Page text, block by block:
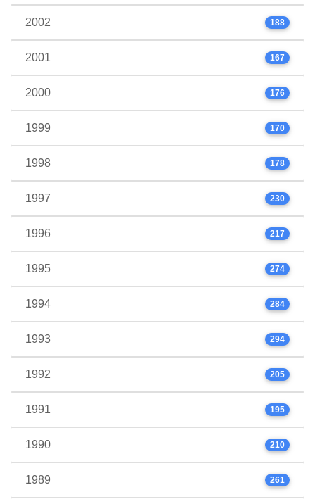
2002 188
2001 167
2000 176
1999 170
1998 178
1997 230
1996 217
1995 274
1994 284
1993 294
1992 205
1991 195
1990 210
1989 261